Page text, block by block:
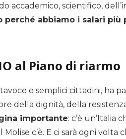
accademico, scientifico,
abbiamo i salari più
al Piano di riarmo
e semplici cittadini,
della dignità, della
importante: c’è un’Italia
c’è. E ci sarà ogni volta